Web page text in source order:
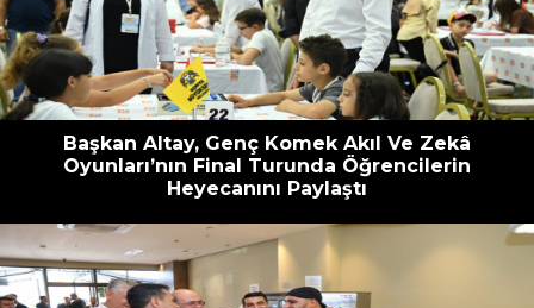
escort
havalimanı
transfer
oyna
bahis
siteleri
Başkan Altay, Genç Komek Akıl Ve Zekâ
Oyunları’nın Final Turunda Öğrencilerin
Heyecanını Paylaştı